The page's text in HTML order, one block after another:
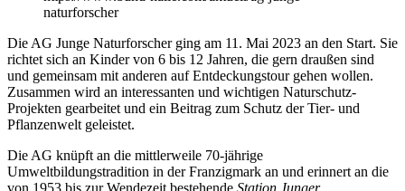
naturforscher
Die AG Junge Naturforscher ging am 11. Mai 2023 an den Start. Sie
richtet sich an Kinder von 6 bis 12 Jahren, die gern draußen sind
und gemeinsam mit anderen auf Entdeckungstour gehen wollen.
Zusammen wird an interessanten und wichtigen Naturschutz-
Projekten gearbeitet und ein Beitrag zum Schutz der Tier- und
Pflanzenwelt geleistet.
Die AG knüpft an die mittlerweile 70-jährige
Umweltbildungstradition in der Franzigmark an und erinnert an die
von 1953 bis zur Wendezeit bestehende Station Junger